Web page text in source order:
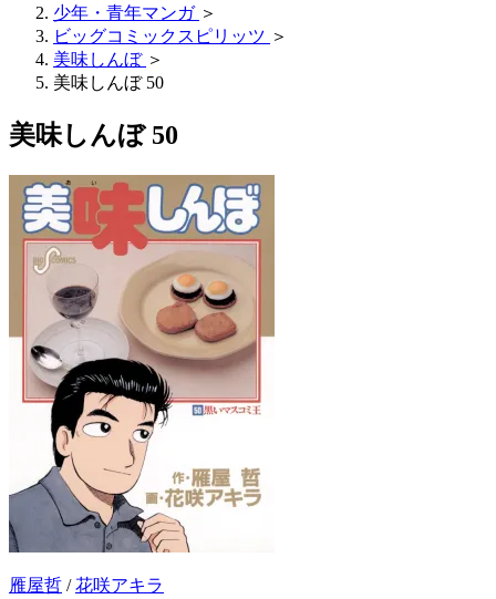
少年・青年マンガ ＞
ビッグコミックスピリッツ ＞
美味しんぼ ＞
美味しんぼ 50
美味しんぼ 50
雁屋哲 /花咲アキラ